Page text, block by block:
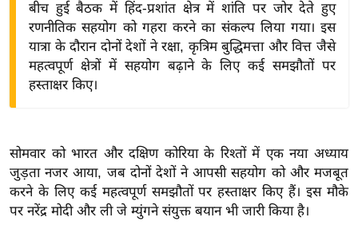
द्यो
शे
ष
ज्ञ
रा
बीच हुई बैठक में हिंद-प्रशांत क्षेत्र में शांति पर जोर देते हुए
रणनीतिक सहयोग को गहरा करने का संकल्प लिया गया। इस
यात्रा के दौरान दोनों देशों ने रक्षा, कृत्रिम बुद्धिमत्ता और वित्त जैसे
महत्वपूर्ण क्षेत्रों में सहयोग बढ़ाने के लिए कई समझौतों पर
हस्ताक्षर किए।
सोमवार को भारत और दक्षिण कोरिया के रिश्तों में एक नया अध्याय
जुड़ता नजर आया, जब दोनों देशों ने आपसी सहयोग को और मजबूत
करने के लिए कई महत्वपूर्ण समझौतों पर हस्ताक्षर किए हैं। इस मौके
पर नरेंद्र मोदी और ली जे म्युंगने संयुक्त बयान भी जारी किया है।